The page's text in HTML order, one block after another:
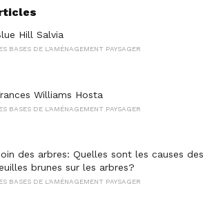
Hill Salvia
BASES DE L'AMÉNAGEMENT PAYSAGER
Williams Hosta
BASES DE L'AMÉNAGEMENT PAYSAGER
des arbres: Quelles sont les causes des
brunes sur les arbres?
BASES DE L'AMÉNAGEMENT PAYSAGER